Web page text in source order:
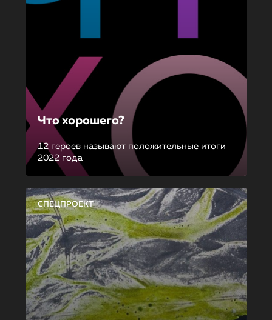
Что хорошего?
12 героев называют положительные итоги
2022 года
СПЕЦПРОЕКТ